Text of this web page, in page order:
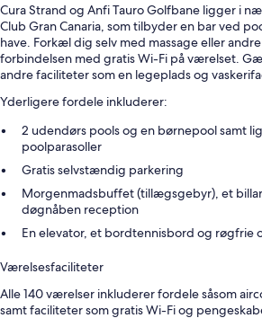
Cura Strand og Anfi Tauro Golfbane ligger i
Club Gran Canaria, som tilbyder en bar ved
have. Forkæl dig selv med massage eller
forbindelsen med gratis Wi-Fi på værelset.
andre faciliteter som en legeplads og
Yderligere fordele inkluderer:
2 udendørs pools og en børnepool samt
poolparasoller
Gratis selvstændig parkering
Morgenmadsbuffet (tillægsgebyr), et
døgnåben reception
En elevator, et bordtennisbord og røgfrie
Værelsesfaciliteter
Alle 140 værelser inkluderer fordele såsom
samt faciliteter som gratis Wi-Fi og